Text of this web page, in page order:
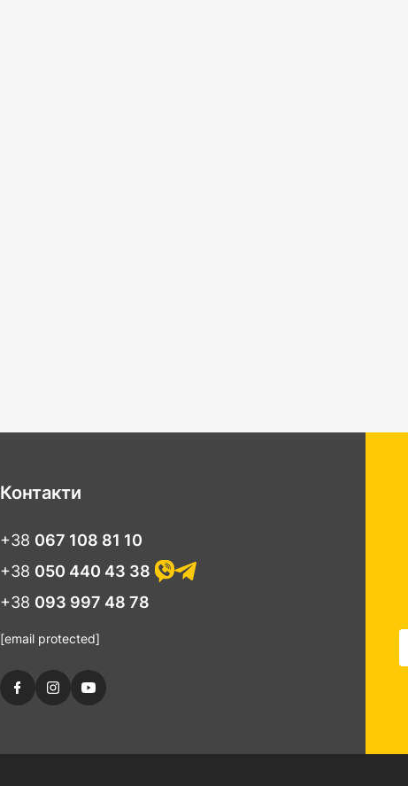
Контакти
+38 067 108 81 10
+38 050 440 43 38
+38 093 997 48 78
[email protected]